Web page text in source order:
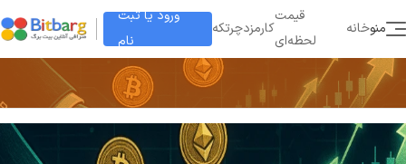
ورود یا ثبت
نام
چرتکهکارمزد
قیمت
لحظه‌ای
خانهمنو